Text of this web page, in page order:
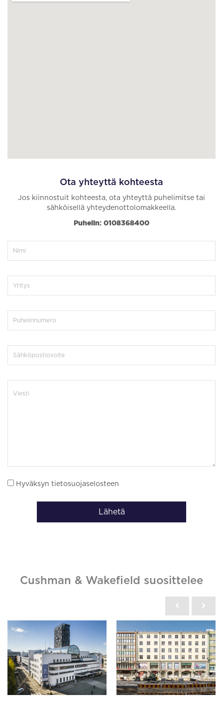
Ota yhteyttä kohteesta
Jos kiinnostuit kohteesta, ota yhteyttä puhelimitse tai
sähköisellä yhteydenottolomakkeella.
Puhelin: 0108368400
Hyväksyn tietosuojaselosteen
Lähetä
Cushman & Wakefield suosittelee